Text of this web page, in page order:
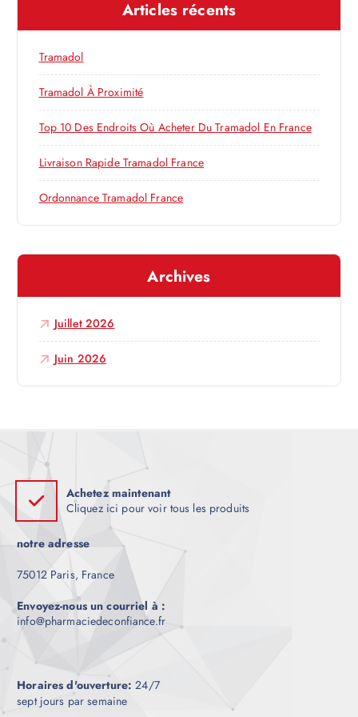
r
t
i
c
e
r
:
Articles récents
Tramadol
Tramadol À Proximité
Top 10 Des Endroits Où Acheter Du Tramadol En France
Livraison Rapide Tramadol France
Ordonnance Tramadol France
Archives
Juillet 2026
Juin 2026
Achetez maintenant
Cliquez ici pour voir tous les produits
notre adresse
75012 Paris, France
Envoyez-nous un courriel à :
info@pharmaciedeconfiance.fr
Horaires d'ouverture: 24/7
sept jours par semaine